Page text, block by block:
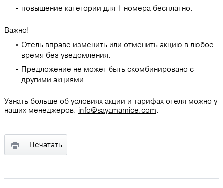
повышение категории для 1 номера бесплатно.
Важно!
Отель вправе изменить или отменить акцию в любое
время без уведомления.
Предложение не может быть скомбинировано с
другими акциями.
Узнать больше об условиях акции и тарифах отеля можно у
наших менеджеров: info@sayamamice.com.
Печатать